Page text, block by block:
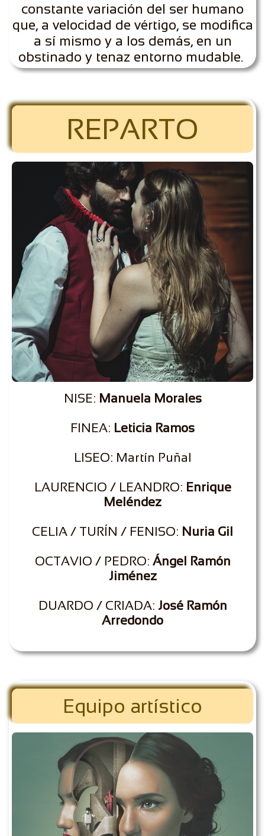
constante variación del ser humano
que, a velocidad de vértigo, se modifica
a sí mismo y a los demás, en un
obstinado y tenaz entorno mudable. ​
REPARTO
NISE: Manuela Morales
FINEA: Leticia Ramos
LISEO: Martín Puñal
LAURENCIO / LEANDRO: Enrique
Meléndez
CELIA / TURÍN / FENISO: Nuria Gil
OCTAVIO / PEDRO: Ángel Ramón
Jiménez
DUARDO / CRIADA: José Ramón
Arredondo
Equipo artístico